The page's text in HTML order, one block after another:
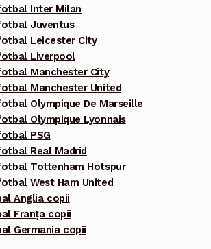
Inter Milan
Juventus
Leicester City
Liverpool
Manchester City
Manchester United
Olympique De Marseille
Olympique Lyonnais
PSG
Real Madrid
Tottenham Hotspur
West Ham United
Anglia copii
Franța copii
Germania copii